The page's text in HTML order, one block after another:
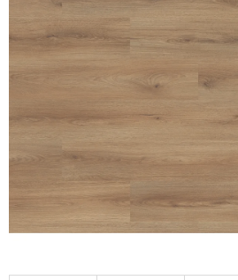
5
hviezdičiek.